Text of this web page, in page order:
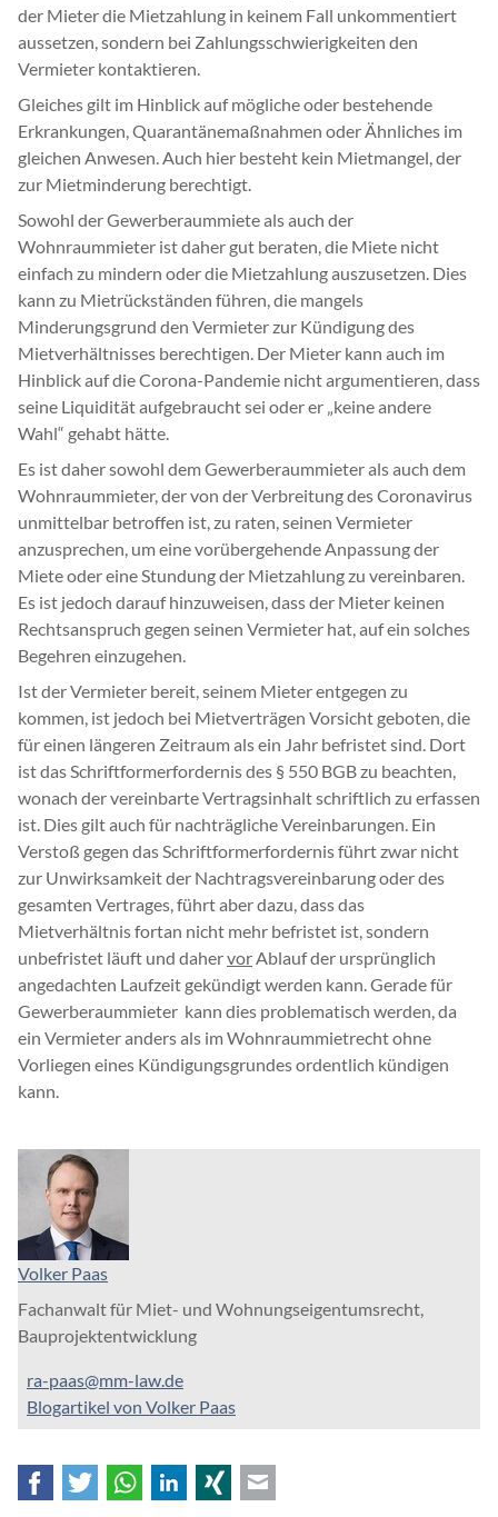
der Mieter die Mietzahlung in keinem Fall unkommentiert
aussetzen, sondern bei Zahlungsschwierigkeiten den
Vermieter kontaktieren.
Gleiches gilt im Hinblick auf mögliche oder bestehende
Erkrankungen, Quarantänemaßnahmen oder Ähnliches im
gleichen Anwesen. Auch hier besteht kein Mietmangel, der
zur Mietminderung berechtigt.
Sowohl der Gewerberaummiete als auch der
Wohnraummieter ist daher gut beraten, die Miete nicht
einfach zu mindern oder die Mietzahlung auszusetzen. Dies
kann zu Mietrückständen führen, die mangels
Minderungsgrund den Vermieter zur Kündigung des
Mietverhältnisses berechtigen. Der Mieter kann auch im
Hinblick auf die Corona-Pandemie nicht argumentieren, dass
seine Liquidität aufgebraucht sei oder er „keine andere
Wahl“ gehabt hätte.
Es ist daher sowohl dem Gewerberaummieter als auch dem
Wohnraummieter, der von der Verbreitung des Coronavirus
unmittelbar betroffen ist, zu raten, seinen Vermieter
anzusprechen, um eine vorübergehende Anpassung der
Miete oder eine Stundung der Mietzahlung zu vereinbaren.
Es ist jedoch darauf hinzuweisen, dass der Mieter keinen
Rechtsanspruch gegen seinen Vermieter hat, auf ein solches
Begehren einzugehen.
Ist der Vermieter bereit, seinem Mieter entgegen zu
kommen, ist jedoch bei Mietverträgen Vorsicht geboten, die
für einen längeren Zeitraum als ein Jahr befristet sind. Dort
ist das Schriftformerfordernis des § 550 BGB zu beachten,
wonach der vereinbarte Vertragsinhalt schriftlich zu erfassen
ist. Dies gilt auch für nachträgliche Vereinbarungen. Ein
Verstoß gegen das Schriftformerfordernis führt zwar nicht
zur Unwirksamkeit der Nachtragsvereinbarung oder des
gesamten Vertrages, führt aber dazu, dass das
Mietverhältnis fortan nicht mehr befristet ist, sondern
unbefristet läuft und dahervor Ablauf der ursprünglich
angedachten Laufzeit gekündigt werden kann. Gerade für
Gewerberaummieter kann dies problematisch werden, da
ein Vermieter anders als im Wohnraummietrecht ohne
Vorliegen eines Kündigungsgrundes ordentlich kündigen
kann.
Volker Paas
Fachanwalt für Miet- und Wohnungseigentumsrecht,
Bauprojektentwicklung
ra-paas@mm-law.de
Blogartikel von Volker Paas
FacebookTwitter WhatsAppLinkedInXing